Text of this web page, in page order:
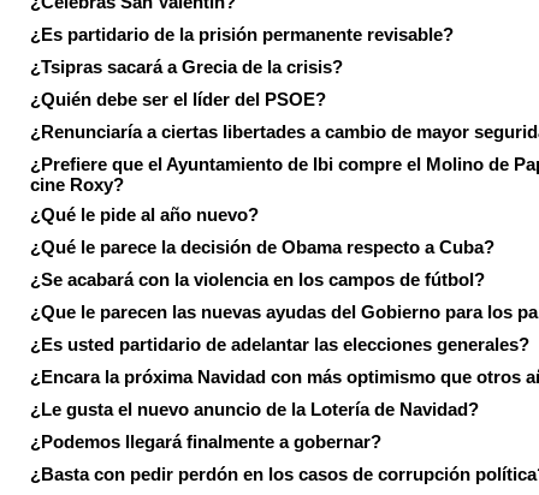
¿Es partidario de la prisión permanente revisable?
¿Tsipras sacará a Grecia de la crisis?
¿Quién debe ser el líder del PSOE?
¿Renunciaría a ciertas libertades a cambio de mayor
¿Prefiere que el Ayuntamiento de Ibi compre el Molino de
cine Roxy?
¿Qué le pide al año nuevo?
¿Qué le parece la decisión de Obama respecto a Cuba?
¿Se acabará con la violencia en los campos de fútbol?
¿Que le parecen las nuevas ayudas del Gobierno para los
¿Es usted partidario de adelantar las elecciones generales?
¿Encara la próxima Navidad con más optimismo que otros
¿Le gusta el nuevo anuncio de la Lotería de Navidad?
¿Podemos llegará finalmente a gobernar?
¿Basta con pedir perdón en los casos de corrupción